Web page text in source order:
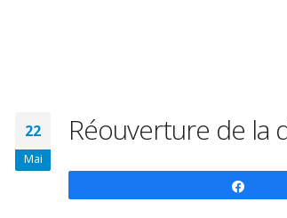
22
Mai
Réouverture de la